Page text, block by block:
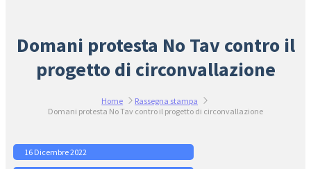
Domani protesta No Tav contro il
progetto di circonvallazione
Home
Rassegna stampa
Domani protesta No Tav contro il progetto di circonvallazione
16 Dicembre 2022